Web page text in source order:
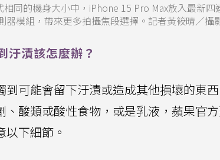
相同的機身大小中，iPhone 15 Pro Max放入最新
器模組，帶來更多拍攝焦段選擇。記者黃筱晴／攝
汙漬該怎麼辦？
到可能會留下汙漬或造成其他損壞的東
、酸類或酸性食物，或是乳液，蘋果官
以下細節。